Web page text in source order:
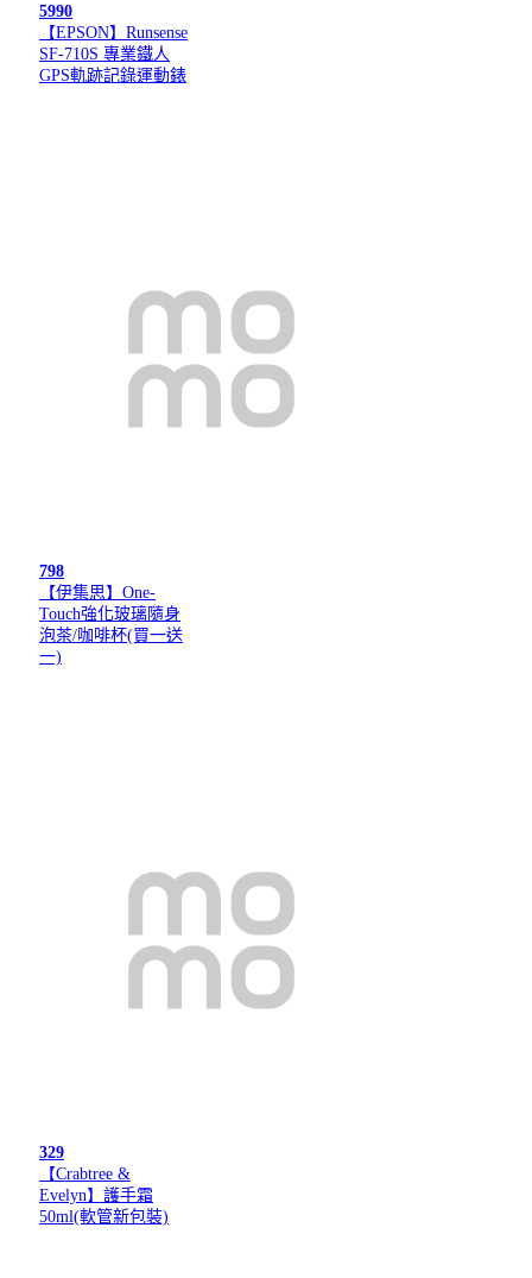
5990
【EPSON】Runsense
SF-710S 專業鐵人
GPS軌跡記錄運動錶
798
【伊集思】One-
Touch強化玻璃隨身
泡茶/咖啡杯(買一送
一)
329
【Crabtree &
Evelyn】護手霜
50ml(軟管新包裝)